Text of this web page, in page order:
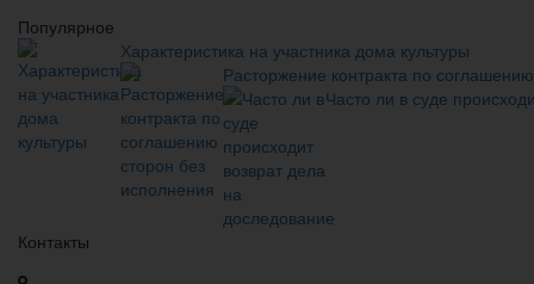
Популярное
Характеристика на участника дома культуры
Расторжение контракта по
Часто ли в суде
Контакты